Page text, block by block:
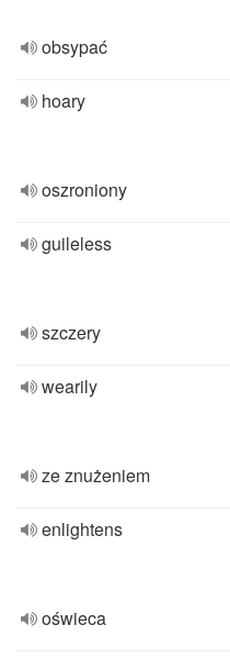
obsypać
hoary
oszroniony
guileless
szczery
wearily
ze znużeniem
enlightens
oświeca